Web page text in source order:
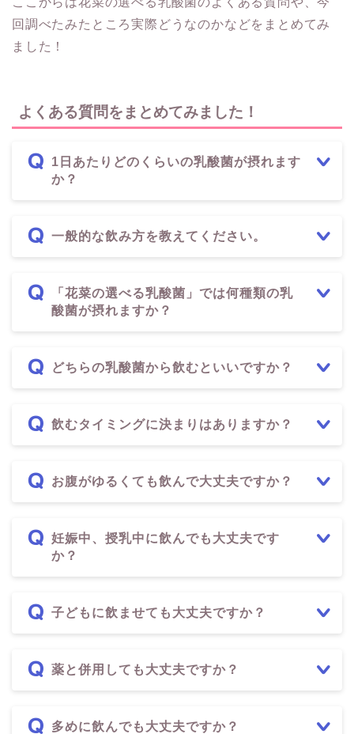
回調べたみたところ実際どうなのかなどをまとめてみ
ました！
よくある質問をまとめてみました！
1日あたりどのくらいの乳酸菌が摂れます
か？
一般的な飲み方を教えてください。
「花菜の選べる乳酸菌」では何種類の乳
酸菌が摂れますか？
どちらの乳酸菌から飲むといいですか？
飲むタイミングに決まりはありますか？
お腹がゆるくても飲んで大丈夫ですか？
妊娠中、授乳中に飲んでも大丈夫です
か？
子どもに飲ませても大丈夫ですか？
薬と併用しても大丈夫ですか？
多めに飲んでも大丈夫ですか？